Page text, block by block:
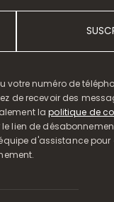
votre numéro de
de recevoir des
lapolitique de
lien de
d'assistance pour